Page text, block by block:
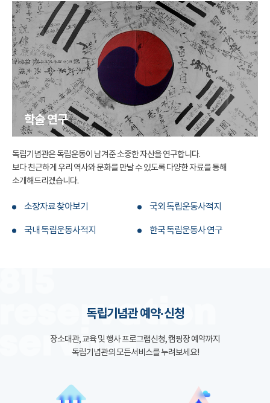
학술 연구
독립기념관은 독립운동이 남겨준 소중한 자산을 연구합니다.
보다 친근하게 우리 역사와 문화를 만날 수 있도록 다양한 자료를 통해
소개해드리겠습니다.
소장자료 찾아보기 국외 독립운동사적지
국내 독립운동사적지 한국 독립운동사 연구
독립기념관 예약·신청
장소대관, 교육 및 행사 프로그램신청, 캠핑장 예약까지
독립기념관의 모든서비스를 누려보세요!